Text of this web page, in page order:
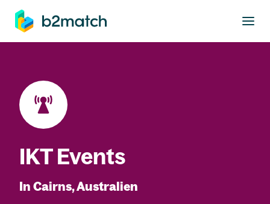
springen
IKT Events
In Cairns, Australien